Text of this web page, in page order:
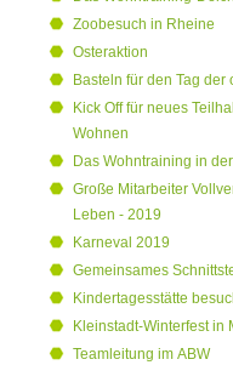
Zoobesuch in Rheine
Osteraktion
Basteln für den Tag der
Kick Off für neues
Wohnen
Das Wohntraining in
Große Mitarbeiter
Leben - 2019
Karneval 2019
Gemeinsames
Kindertagesstätte
Kleinstadt-Winterfest in
Teamleitung im ABW